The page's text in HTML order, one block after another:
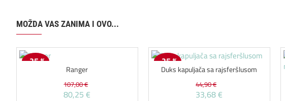
MOŽDA VAS ZANIMA I OVO...
-25 %
Ranger
80,25 €
107,00 €
-25 %
Duks kapuljača sa rajsferšlusom
33,68 €
44,90 €